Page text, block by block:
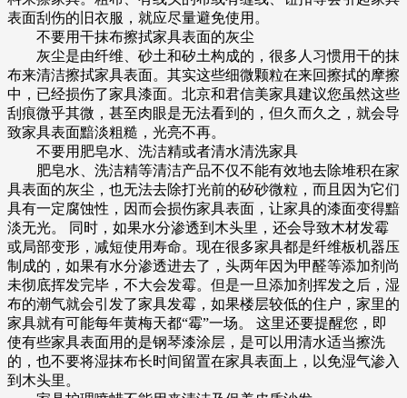
表面刮伤的旧衣服，就应尽量避免使用。
不要用干抹布擦拭家具表面的灰尘
灰尘是由纤维、砂土和矽土构成的，很多人习惯用干的抹
布来清洁擦拭家具表面。其实这些细微颗粒在来回擦拭的摩擦
中，已经损伤了家具漆面。北京和君信美家具建议您虽然这些
刮痕微乎其微，甚至肉眼是无法看到的，但久而久之，就会导
致家具表面黯淡粗糙，光亮不再。
不要用肥皂水、洗洁精或者清水清洗家具
肥皂水、洗洁精等清洁产品不仅不能有效地去除堆积在家
具表面的灰尘，也无法去除打光前的矽砂微粒，而且因为它们
具有一定腐蚀性，因而会损伤家具表面，让家具的漆面变得黯
淡无光。 同时，如果水分渗透到木头里，还会导致木材发霉
或局部变形，减短使用寿命。现在很多家具都是纤维板机器压
制成的，如果有水分渗透进去了，头两年因为甲醛等添加剂尚
未彻底挥发完毕，不大会发霉。但是一旦添加剂挥发之后，湿
布的潮气就会引发了家具发霉，如果楼层较低的住户，家里的
家具就有可能每年黄梅天都“霉”一场。 这里还要提醒您，即
使有些家具表面用的是钢琴漆涂层，是可以用清水适当擦洗
的，也不要将湿抹布长时间留置在家具表面上，以免湿气渗入
到木头里。